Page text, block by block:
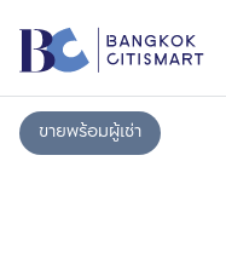
ขายพร้อมผู้เช่า